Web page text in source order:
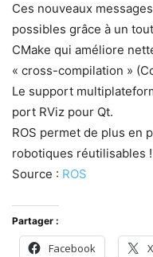
Ces nouveaux
possibles grâce à un
CMake qui améliore
« cross-compilation »
Le support
port RViz pour Qt.
ROS permet de plus en
robotiques réutilisables !
Source : ROS
Partager :
Facebook X